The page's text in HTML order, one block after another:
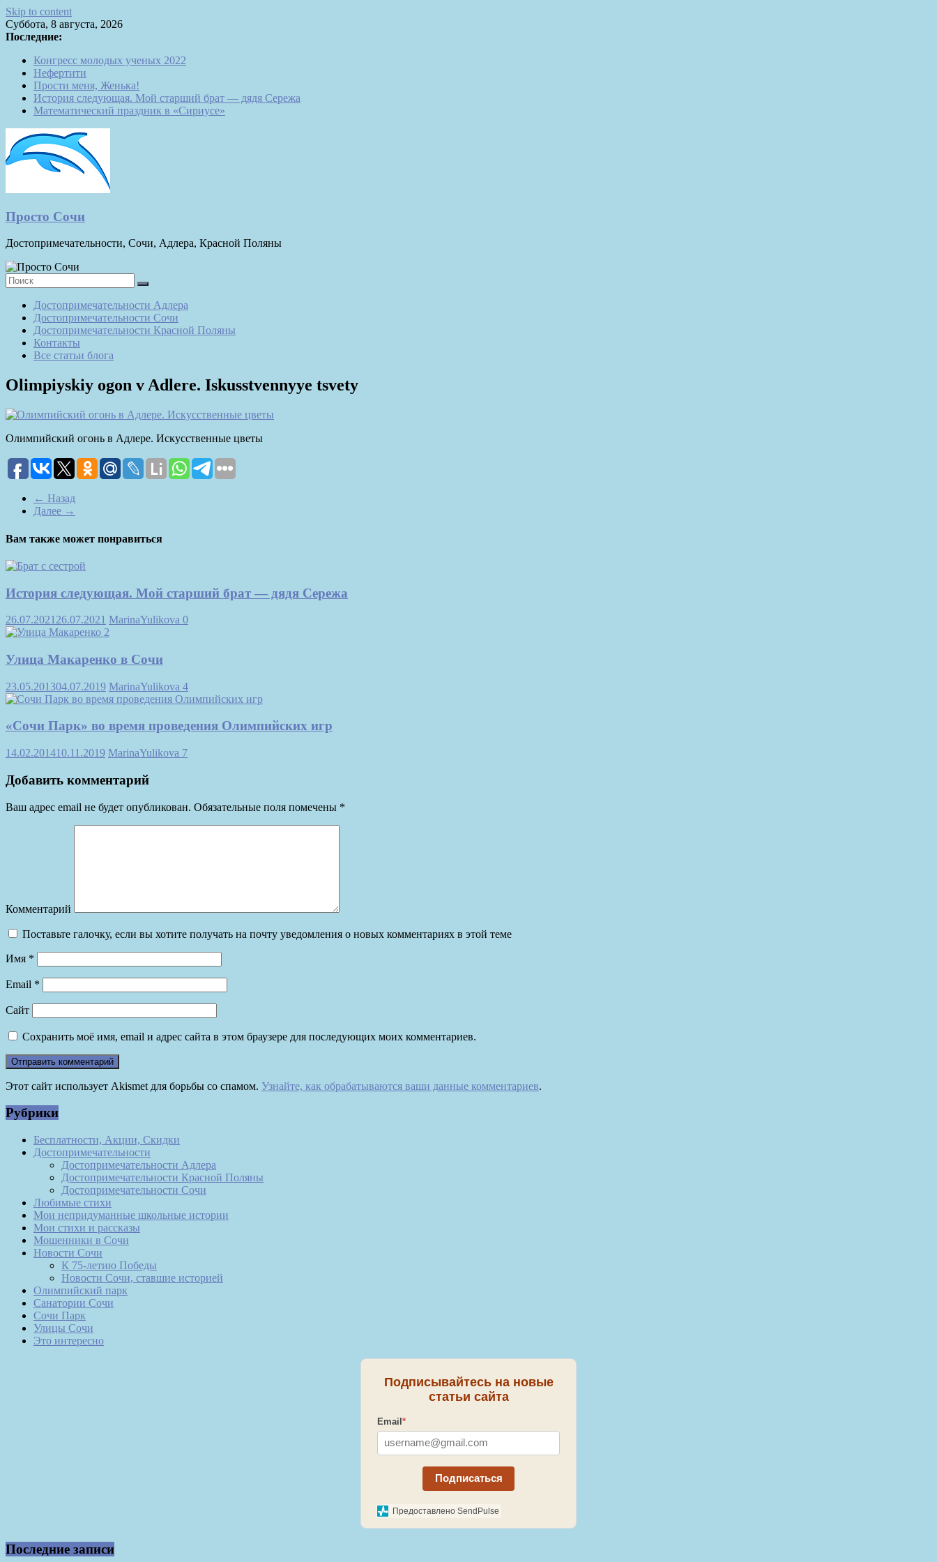
Skip to content
Суббота, 8 августа, 2026
Последние:
Конгресс молодых ученых 2022
Нефертити
Прости меня, Женька!
История следующая. Мой старший брат — дядя Сережа
Математический праздник в «Сириусе»
Просто Сочи
Достопримечательности, Сочи, Адлера, Красной Поляны
Достопримечательности Адлера
Достопримечательности Сочи
Достопримечательности Красной Поляны
Контакты
Все статьи блога
Olimpiyskiy ogon v Adlere. Iskusstvennyye tsvety
Олимпийский огонь в Адлере. Искусственные цветы
← Назад
Далее →
Вам также может понравиться
История следующая. Мой старший брат — дядя Сережа
26.07.2021 26.07.2021 MarinaYulikova 0
Улица Макаренко в Сочи
23.05.201304.07.2019 MarinaYulikova 4
«Сочи Парк» во время проведения Олимпийских игр
14.02.201410.11.2019 MarinaYulikova 7
Добавить комментарий
Ваш адрес email не будет опубликован. Обязательные поля помечены *
Комментарий
Поставьте галочку, если вы хотите получать на почту уведомления о новых комментариях в этой теме
Имя *
Email *
Сайт
Сохранить моё имя, email и адрес сайта в этом браузере для последующих моих комментариев.
Этот сайт использует Akismet для борьбы со спамом. Узнайте, как обрабатываются ваши данные комментариев.
Рубрики
Бесплатности, Акции, Скидки
Достопримечательности
Достопримечательности Адлера
Достопримечательности Красной Поляны
Достопримечательности Сочи
Любимые стихи
Мои непридуманные школьные истории
Мои стихи и рассказы
Мошенники в Сочи
Новости Сочи
К 75-летию Победы
Новости Сочи, ставшие историей
Олимпийский парк
Санатории Сочи
Сочи Парк
Улицы Сочи
Это интересно
Подписывайтесь на новые
статьи сайта
Email *
Подписаться
Предоставлено SendPulse
Последние записи